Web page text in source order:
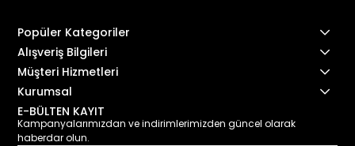
Popüler Kategoriler
Alışveriş Bilgileri
Müşteri Hizmetleri
Kurumsal
E-BÜLTEN KAYIT
Kampanyalarımızdan ve indirimlerimizden güncel olarak
haberdar olun.